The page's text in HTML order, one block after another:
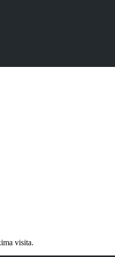
visita.